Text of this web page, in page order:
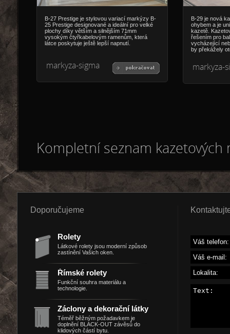
B-27 Prestige je stylovou variací markýzy B-
25 Prestige designované a ideální pro velké
plochy díky větším a silnějším 71mm
vysokým čtyřkabelovým ramenům, která
látce poskytuje ještě lepší napnutí.
markyza-sigma
B-29 je nová
ohybem a je
kazetě.
řešením pro
vycházející
by překážely
markyza-
Kompletní seznam
Doporučujeme
Rolety
Látkové rolety jsou moderní způsob
zastínění Vašich oken.
Římské rolety
Funkční souhra materiálu a
technologie.
Záclony a dekorační látky
Téměř běžným požadavkem je
doplnění BLACK-OUT závěsů do
klidových částí bytu.